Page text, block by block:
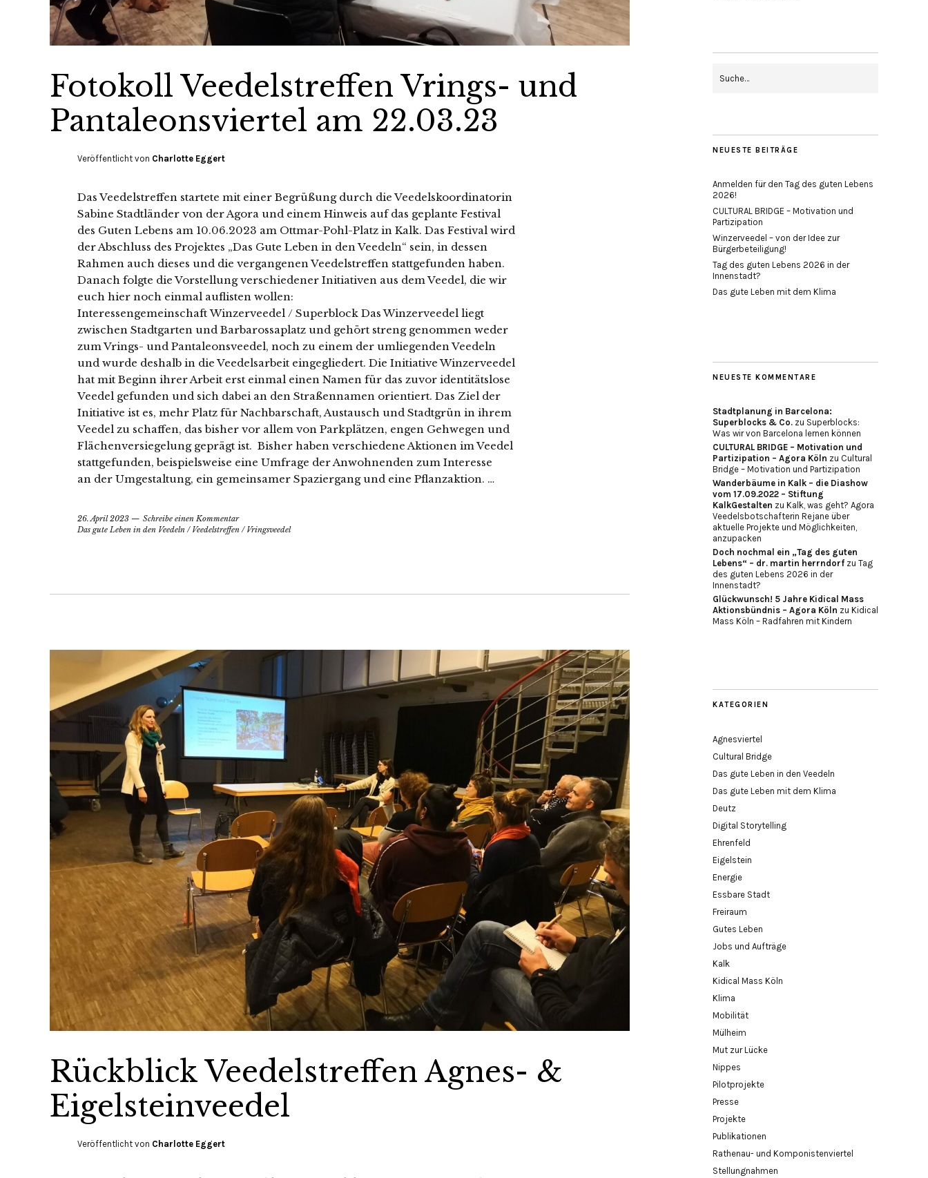
Fotokoll Veedelstreffen Vrings- und
Pantaleonsviertel am 22.03.23
Veröffentlicht von Charlotte Eggert
Das Veedelstreffen startete mit einer Begrüßung durch die Veedelskoordinatorin
Sabine Stadtländer von der Agora und einem Hinweis auf das geplante Festival
des Guten Lebens am 10.06.2023 am Ottmar-Pohl-Platz in Kalk. Das Festival wird
der Abschluss des Projektes „Das Gute Leben in den Veedeln“ sein, in dessen
Rahmen auch dieses und die vergangenen Veedelstreffen stattgefunden haben.
Danach folgte die Vorstellung verschiedener Initiativen aus dem Veedel, die wir
euch hier noch einmal auflisten wollen:
Interessengemeinschaft Winzerveedel / Superblock Das Winzerveedel liegt
zwischen Stadtgarten und Barbarossaplatz und gehört streng genommen weder
zum Vrings- und Pantaleonsveedel, noch zu einem der umliegenden Veedeln
und wurde deshalb in die Veedelsarbeit eingegliedert. Die Initiative Winzerveedel
hat mit Beginn ihrer Arbeit erst einmal einen Namen für das zuvor identitätslose
Veedel gefunden und sich dabei an den Straßennamen orientiert. Das Ziel der
Initiative ist es, mehr Platz für Nachbarschaft, Austausch und Stadtgrün in ihrem
Veedel zu schaffen, das bisher vor allem von Parkplätzen, engen Gehwegen und
Flächenversiegelung geprägt ist. Bisher haben verschiedene Aktionen im Veedel
stattgefunden, beispielsweise eine Umfrage der Anwohnenden zum Interesse
an der Umgestaltung, ein gemeinsamer Spaziergang und eine Pflanzaktion. …
26. April 2023
Schreibe einen Kommentar
Das gute Leben in den Veedeln / Veedelstreffen / Vringsveedel
Rückblick Veedelstreffen Agnes- &
Eigelsteinveedel
Veröffentlicht von Charlotte Eggert
NEUESTE BEITRÄGE
Anmelden für den Tag des guten Lebens
2026!
CULTURAL BRIDGE – Motivation und
Partizipation
Winzerveedel – von der Idee zur
Bürgerbeteiligung!
Tag des guten Lebens 2026 in der
Innenstadt?
Das gute Leben mit dem Klima
NEUESTE KOMMENTARE
Stadtplanung in Barcelona:
Superblocks & Co. zu Superblocks:
Was wir von Barcelona lernen können
CULTURAL BRIDGE – Motivation und
Partizipation – Agora Köln zu Cultural
Bridge – Motivation und Partizipation
Wanderbäume in Kalk – die Diashow
vom 17.09.2022 – Stiftung
KalkGestalten zu Kalk, was geht? Agora
Veedelsbotschafterin Rejane über
aktuelle Projekte und Möglichkeiten,
anzupacken
Doch nochmal ein „Tag des guten
Lebens“ – dr. martin herrndorfzu Tag
des guten Lebens 2026 in der
Innenstadt?
Glückwunsch! 5 Jahre Kidical Mass
Aktionsbündnis – Agora Köln zu Kidical
Mass Köln – Radfahren mit Kindern
KATEGORIEN
Agnesviertel
Cultural Bridge
Das gute Leben in den Veedeln
Das gute Leben mit dem Klima
Deutz
Digital Storytelling
Ehrenfeld
Eigelstein
Energie
Essbare Stadt
Freiraum
Gutes Leben
Jobs und Aufträge
Kalk
Kidical Mass Köln
Klima
Mobilität
Mülheim
Mut zur Lücke
Nippes
Pilotprojekte
Presse
Projekte
Publikationen
Rathenau- und Komponistenviertel
Stellungnahmen